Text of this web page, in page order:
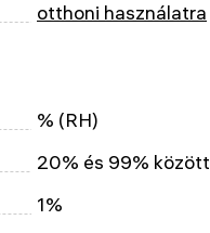
otthoni használatra
% (RH)
20% és 99% között
1%